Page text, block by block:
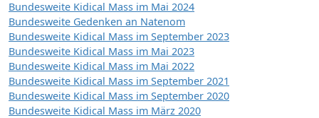
Bundesweite Kidical Mass im Mai 2024
Bundesweite Gedenken an Natenom
Bundesweite Kidical Mass im September 2023
Bundesweite Kidical Mass im Mai 2023
Bundesweite Kidical Mass im Mai 2022
Bundesweite Kidical Mass im September 2021
Bundesweite Kidical Mass im September 2020
Bundesweite Kidical Mass im März 2020